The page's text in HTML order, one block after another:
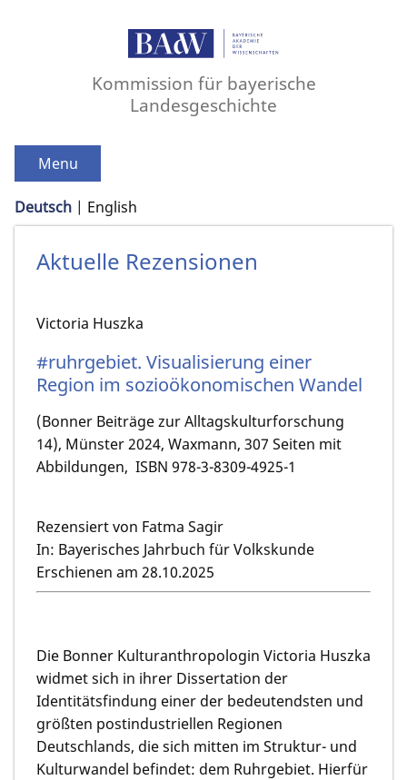
Kommission für bayerische
Landesgeschichte
Menu
Deutsch English
Aktuelle Rezensionen
Victoria Huszka
#ruhrgebiet. Visualisierung einer
Region im sozioökonomischen Wandel
(Bonner Beiträge zur Alltagskulturforschung
14), Münster 2024, Waxmann, 307 Seiten mit
Abbildungen, ISBN 978-3-8309-4925-1
Rezensiert von Fatma Sagir
In: Bayerisches Jahrbuch für Volkskunde
Erschienen am 28.10.2025
Die Bonner Kulturanthropologin Victoria Huszka
widmet sich in ihrer Dissertation der
Identitätsfindung einer der bedeutendsten und
größten postindustriellen Regionen
Deutschlands, die sich mitten im Struktur- und
Kulturwandel befindet: dem Ruhrgebiet. Hierfür